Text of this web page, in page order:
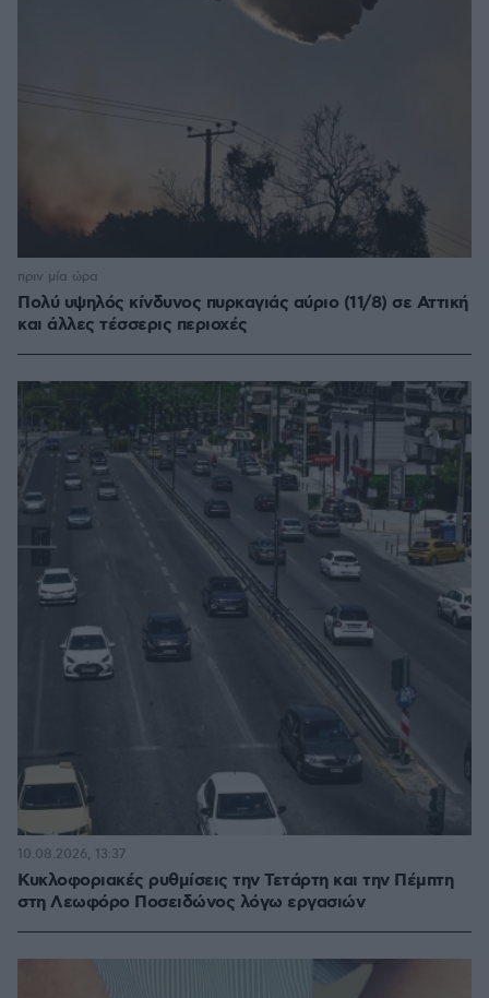
Πολύ υψηλός κίνδυνος πυρκαγιάς αύριο (11/8) σε Αττική
και άλλες τέσσερις περιοχές
πριν μία ώρα
Κυκλοφοριακές ρυθμίσεις την Τετάρτη και την Πέμπτη
στη Λεωφόρο Ποσειδώνος λόγω εργασιών
10.08.2026, 13:37